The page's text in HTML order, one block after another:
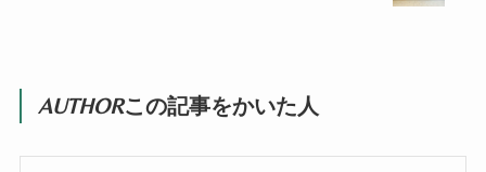
AUTHORこの記事をかいた人